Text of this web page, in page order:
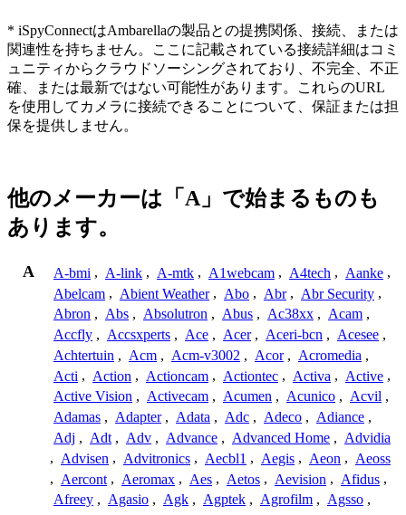
* iSpyConnectはAmbarellaの製品との提携関係、接続、または
関連性を持ちません。ここに記載されている接続詳細はコミ
ュニティからクラウドソーシングされており、不完全、不正
確、または最新ではない可能性があります。これらのURL
を使用してカメラに接続できることについて、保証または担
保を提供しません。
他のメーカーは「A」で始まるものも
あります。
A A-bmi , A-link , A-mtk , A1webcam , A4tech , Aanke ,
Abelcam , Abient Weather , Abo , Abr , Abr Security ,
Abron , Abs , Absolutron , Abus , Ac38xx , Acam ,
Accfly , Accsxperts , Ace , Acer , Aceri-bcn , Acesee ,
Achtertuin , Acm , Acm-v3002 , Acor , Acromedia ,
Acti , Action , Actioncam , Actiontec , Activa , Active ,
Active Vision , Activecam , Acumen , Acunico , Acvil ,
Adamas , Adapter , Adata , Adc , Adeco , Adiance ,
Adj , Adt , Adv , Advance , Advanced Home , Advidia
, Advisen , Advitronics , Aecbl1 , Aegis , Aeon , Aeoss
, Aercont , Aeromax , Aes , Aetos , Aevision , Afidus ,
Afreey , Agasio , Agk , Agptek , Agrofilm , Agsso ,